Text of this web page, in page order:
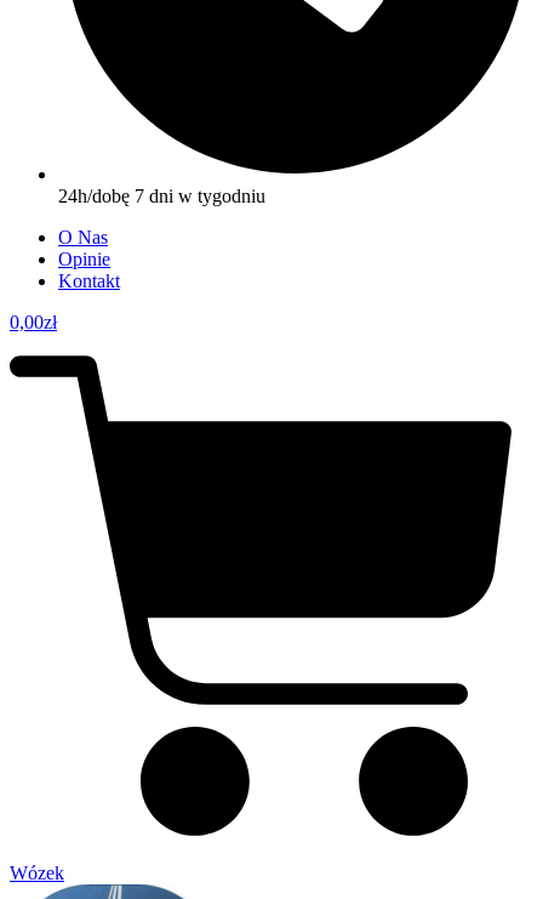
24h/dobę 7 dni w tygodniu
O Nas
Opinie
Kontakt
0,00zł
Wózek